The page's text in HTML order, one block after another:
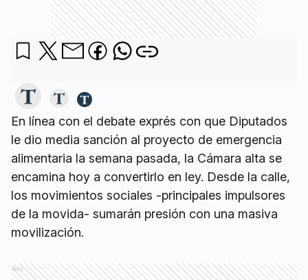
En línea con el debate exprés con que Diputados
le dio media sanción al proyecto de emergencia
alimentaria la semana pasada, la Cámara alta se
encamina hoy a convertirlo en ley. Desde la calle,
los movimientos sociales -principales impulsores
de la movida- sumarán presión con una masiva
movilización.
Ads